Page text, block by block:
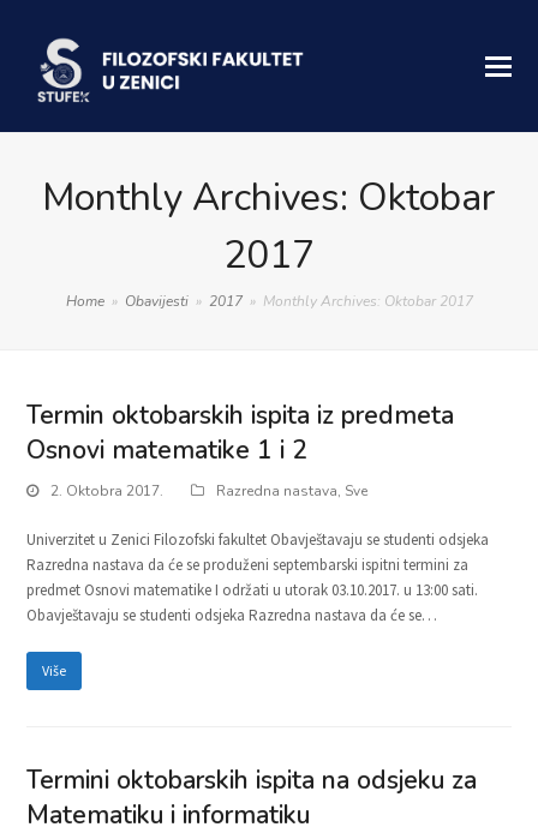
Monthly Archives: Oktobar
2017
Home » Obavijesti » 2017 » Monthly Archives: Oktobar 2017
Termin oktobarskih ispita iz predmeta
Osnovi matematike 1 i 2
2. Oktobra 2017. Razredna nastava, Sve
Univerzitet u Zenici Filozofski fakultet Obavještavaju se studenti odsjeka
Razredna nastava da će se produženi septembarski ispitni termini za
predmet Osnovi matematike I održati u utorak 03.10.2017. u 13:00 sati.
Obavještavaju se studenti odsjeka Razredna nastava da će se…
Više
Termini oktobarskih ispita na odsjeku za
Matematiku i informatiku